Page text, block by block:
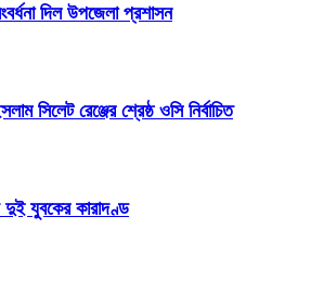
দিল উপজেলা প্রশাসন
সিলেট রেঞ্জের শ্রেষ্ঠ ওসি নির্বাচিত
দুই যুবকের কারাদণ্ড